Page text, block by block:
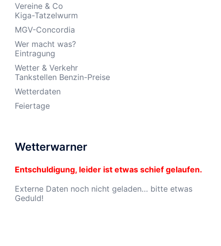
Vereine & Co
Kiga-Tatzelwurm
MGV-Concordia
Wer macht was?
Eintragung
Wetter & Verkehr
Tankstellen Benzin-Preise
Wetterdaten
Feiertage
Wetterwarner
Entschuldigung, leider ist etwas schief gelaufen.
Externe Daten noch nicht geladen… bitte etwas
Geduld!